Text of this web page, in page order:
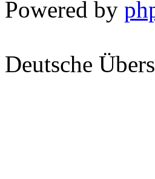
Powered by
Deutsche